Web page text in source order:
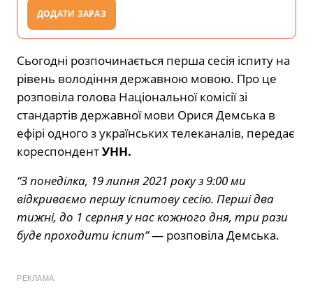
ДОДАТИ ЗАРАЗ
Сьогодні розпочинається перша сесія іспиту на
рівень володіння державною мовою. Про це
розповіла голова Національної комісії зі
стандартів державної мови Орися Демська в
ефірі одного з українських телеканалів, передає
кореспондентУНН.
“З понеділка, 19 липня 2021 року з 9:00 ми
відкриваємо першу іспитову сесію. Перші два
тижні, до 1 серпня у нас кожного дня, три рази
буде проходити іспит”— розповіла Демська.
РЕКЛАМА